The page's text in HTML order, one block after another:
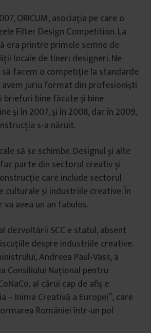
ORICUM, asociaţia pe care o
Filter Design Competition. La
era printre primele semne de
locale de tineri designeri. Ne
facem o competiție la standarde
juriu format din profesionişti
bine făcute şi bine
şi în 2007, şi în 2008, dar în 2009,
s‑a năruit.
să se schimbe. Designul și alte
parte din sectorul creativ și
care include sectorul
şi industriile creative. În
avea un an fabulos.
dezvoltării SCC e statul, absent
despre industriile creative.
Andreea Paul‑Vass, a
Consiliului Național pentru
al cărui cap de afiş e
– Inima Creativă a Europei”, care
României într‑un pol